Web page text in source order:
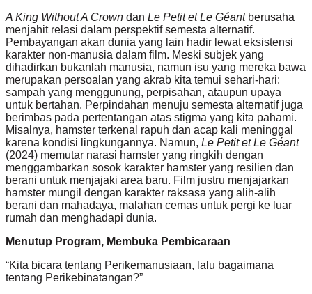
A King Without A Crown dan Le Petit et Le Géant berusaha
menjahit relasi dalam perspektif semesta alternatif.
Pembayangan akan dunia yang lain hadir lewat eksistensi
karakter non-manusia dalam film. Meski subjek yang
dihadirkan bukanlah manusia, namun isu yang mereka bawa
merupakan persoalan yang akrab kita temui sehari-hari:
sampah yang menggunung, perpisahan, ataupun upaya
untuk bertahan. Perpindahan menuju semesta alternatif juga
berimbas pada pertentangan atas stigma yang kita pahami.
Misalnya, hamster terkenal rapuh dan acap kali meninggal
karena kondisi lingkungannya. Namun, Le Petit et Le Géant
(2024) memutar narasi hamster yang ringkih dengan
menggambarkan sosok karakter hamster yang resilien dan
berani untuk menjajaki area baru. Film justru menjajarkan
hamster mungil dengan karakter raksasa yang alih-alih
berani dan mahadaya, malahan cemas untuk pergi ke luar
rumah dan menghadapi dunia.
Menutup Program, Membuka Pembicaraan
“Kita bicara tentang Perikemanusiaan, lalu bagaimana
tentang Perikebinatangan?”